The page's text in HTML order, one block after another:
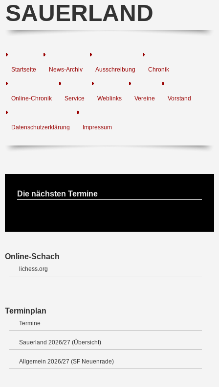
SAUERLAND
Startseite News-Archiv Ausschreibung Chronik
Online-Chronik Service Weblinks Vereine Vorstand
Datenschutzerklärung Impressum
Die nächsten Termine
Online-Schach
lichess.org
Terminplan
Termine
Sauerland 2026/27 (Übersicht)
Allgemein 2026/27 (SF Neuenrade)